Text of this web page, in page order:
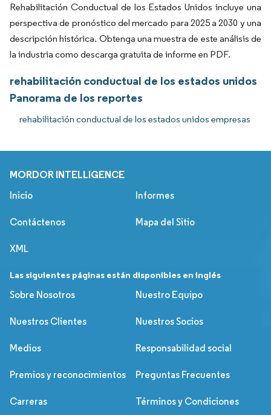
Rehabilitación Conductual de los Estados Unidos incluye una
perspectiva de pronóstico del mercado para 2025 a 2030 y una
descripción histórica. Obtenga una muestra de este análisis de
la industria como descarga gratuita de informe en PDF.
rehabilitación conductual de los estados unidos
Panorama de los reportes
rehabilitación conductual de los estados unidos empresas
MORDOR INTELLIGENCE
Inicio Informes
Contáctenos Mapa del Sitio
XML
Las siguientes páginas están disponibles en inglés
Sobre Nosotros
Nuestro Equipo
Nuestros Clientes Nuestros Socios
Medios Responsabilidad social
Premios y reconocimientos Preguntas Frecuentes
Carreras Términos y Condiciones